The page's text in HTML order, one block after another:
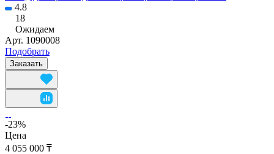
4.8
18
Ожидаем
Арт. 1090008
Подобрать
Заказать
-23%
Цена
4 055 000 ₸